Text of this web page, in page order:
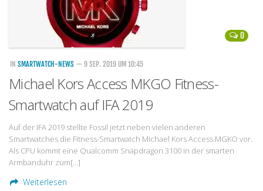
Smartphonetarife
Datentarife
o2
Smartphonetarife
Prepaid-Tarife
Flatrate-Prepaidtarife
Mobilfunk-Vergleichsrechner
Mobilfunk-Tarifrechner
0
IN SMARTWATCH-NEWS — 9 SEP. 2019 UM 10:45
Michael Kors Access MKGO Fitness-
Smartwatch auf IFA 2019
Auf der IFA 2019 stellte Fossil jetzt neben vielen anderen
Smartwatches die Fitness-Smartwatch Michael Kors Access MGKO vor.
Als CPU kommt eine Qualcomm Snapdragon 3100 in der smarten
Armbanduhr zum[…]
Weiterlesen